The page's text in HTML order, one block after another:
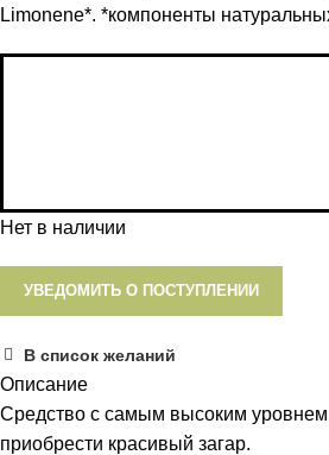
Limonene*. *компоненты
Нет в наличии
УВЕДОМИТЬ О ПОСТУПЛЕНИИ
В список желаний
Описание
Средство с самым высоким уровнем
приобрести красивый загар.